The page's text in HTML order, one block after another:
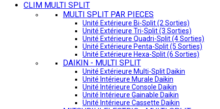
CLIM MULTI SPLIT
MULTI SPLIT PAR PIECES
Unité Extérieure Bi-Split (2 Sorties)
Unité Extérieure Tri-Split (3 Sorties)
Unité Extérieure Quadri-Split (4 Sorties)
Unité Extérieure Penta-Split (5 Sorties)
Unité Extérieure Hexa-Split (6 Sorties)
DAIKIN - MULTI SPLIT
Unité Extérieure Multi-Split Daikin
Unité Intérieure Murale Daikin
Unité Intérieure Console Daikin
Unité Intérieure Gainable Daikin
Unité Intérieure Cassette Daikin